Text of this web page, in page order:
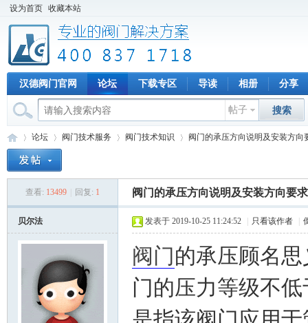
设为首页 收藏本站
汉德阀门官网 论坛 下载专区 导读 相册 分享
帖子 搜索
论坛
›
阀门技术服务 阀门技术知识
›
阀门的承压方向说明及安装方向
查看: 13499 回复: 1 阀门的承压方向说明及安装方向要求
贝尔法 发表于 2019-10-25 11:24:52 只看该作者
阀门 的承压顾名
门的压力等级不